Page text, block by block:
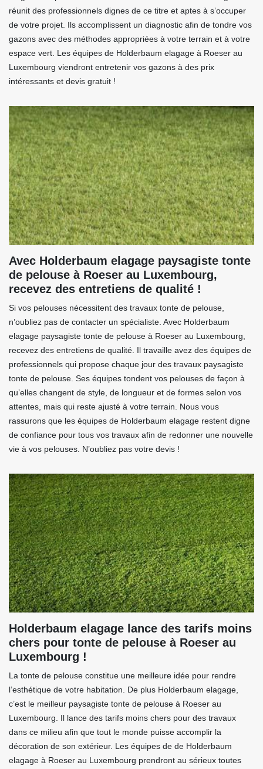
réunit des professionnels dignes de ce titre et aptes à s’occuper
de votre projet. Ils accomplissent un diagnostic afin de tondre vos
gazons avec des méthodes appropriées à votre terrain et à votre
espace vert. Les équipes de Holderbaum elagage à Roeser au
Luxembourg viendront entretenir vos gazons à des prix
intéressants et devis gratuit !
Avec Holderbaum elagage paysagiste tonte
de pelouse à Roeser au Luxembourg,
recevez des entretiens de qualité !
Si vos pelouses nécessitent des travaux tonte de pelouse,
n’oubliez pas de contacter un spécialiste. Avec Holderbaum
elagage paysagiste tonte de pelouse à Roeser au Luxembourg,
recevez des entretiens de qualité. Il travaille avez des équipes de
professionnels qui propose chaque jour des travaux paysagiste
tonte de pelouse. Ses équipes tondent vos pelouses de façon à
qu’elles changent de style, de longueur et de formes selon vos
attentes, mais qui reste ajusté à votre terrain. Nous vous
rassurons que les équipes de Holderbaum elagage restent digne
de confiance pour tous vos travaux afin de redonner une nouvelle
vie à vos pelouses. N’oubliez pas votre devis !
Holderbaum elagage lance des tarifs moins
chers pour tonte de pelouse à Roeser au
Luxembourg !
La tonte de pelouse constitue une meilleure idée pour rendre
l’esthétique de votre habitation. De plus Holderbaum elagage,
c’est le meilleur paysagiste tonte de pelouse à Roeser au
Luxembourg. Il lance des tarifs moins chers pour des travaux
dans ce milieu afin que tout le monde puisse accomplir la
décoration de son extérieur. Les équipes de de Holderbaum
elagage à Roeser au Luxembourg prendront au sérieux toutes